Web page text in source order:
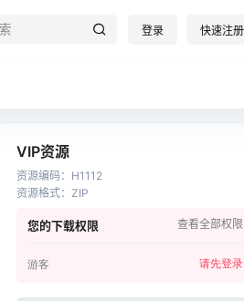
登录 快速注册
VIP资源
资源编码： H1112
资源格式： ZIP
您的下载权限 查看全部权限
游客 请先登录